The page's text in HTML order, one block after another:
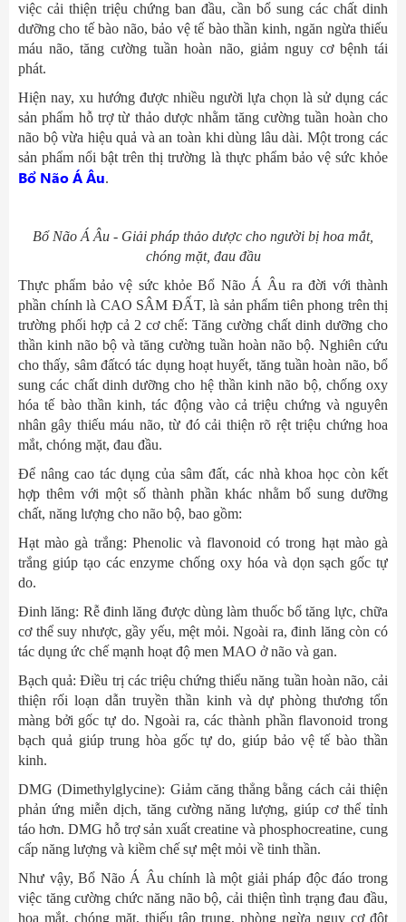
việc cải thiện triệu chứng ban đầu, cần bổ sung các chất dinh
dưỡng cho tế bào não, bảo vệ tế bào thần kinh, ngăn ngừa thiếu
máu não, tăng cường tuần hoàn não, giảm nguy cơ bệnh tái
phát.
Hiện nay, xu hướng được nhiều người lựa chọn là sử dụng các
sản phẩm hỗ trợ từ thảo dược nhằm tăng cường tuần hoàn cho
não bộ vừa hiệu quả và an toàn khi dùng lâu dài. Một trong các
sản phẩm nổi bật trên thị trường là thực phẩm bảo vệ sức khỏe
Bổ Não Á Âu.
Bổ Não Á Âu - Giải pháp thảo dược cho người bị hoa mắt,
chóng mặt, đau đầu
Thực phẩm bảo vệ sức khỏe Bổ Não Á Âu ra đời với thành
phần chính là CAO SÂM ĐẤT, là sản phẩm tiên phong trên thị
trường phối hợp cả 2 cơ chế: Tăng cường chất dinh dưỡng cho
thần kinh não bộ và tăng cường tuần hoàn não bộ. Nghiên cứu
cho thấy, sâm đấtcó tác dụng hoạt huyết, tăng tuần hoàn não, bổ
sung các chất dinh dưỡng cho hệ thần kinh não bộ, chống oxy
hóa tế bào thần kinh, tác động vào cả triệu chứng và nguyên
nhân gây thiếu máu não, từ đó cải thiện rõ rệt triệu chứng hoa
mắt, chóng mặt, đau đầu.
Để nâng cao tác dụng của sâm đất, các nhà khoa học còn kết
hợp thêm với một số thành phần khác nhằm bổ sung dưỡng
chất, năng lượng cho não bộ, bao gồm:
Hạt mào gà trắng: Phenolic và flavonoid có trong hạt mào gà
trắng giúp tạo các enzyme chống oxy hóa và dọn sạch gốc tự
do.
Đinh lăng: Rễ đinh lăng được dùng làm thuốc bổ tăng lực, chữa
cơ thể suy nhược, gầy yếu, mệt mỏi. Ngoài ra, đinh lăng còn có
tác dụng ức chế mạnh hoạt độ men MAO ở não và gan.
Bạch quả: Điều trị các triệu chứng thiểu năng tuần hoàn não, cải
thiện rối loạn dẫn truyền thần kinh và dự phòng thương tổn
màng bởi gốc tự do. Ngoài ra, các thành phần flavonoid trong
bạch quả giúp trung hòa gốc tự do, giúp bảo vệ tế bào thần
kinh.
DMG (Dimethylglycine): Giảm căng thẳng bằng cách cải thiện
phản ứng miễn dịch, tăng cường năng lượng, giúp cơ thể tỉnh
táo hơn. DMG hỗ trợ sản xuất creatine và phosphocreatine, cung
cấp năng lượng và kiềm chế sự mệt mỏi về tinh thần.
Như vậy, Bổ Não Á Âu chính là một giải pháp độc đáo trong
việc tăng cường chức năng não bộ, cải thiện tình trạng đau đầu,
hoa mắt, chóng mặt, thiếu tập trung, phòng ngừa nguy cơ đột